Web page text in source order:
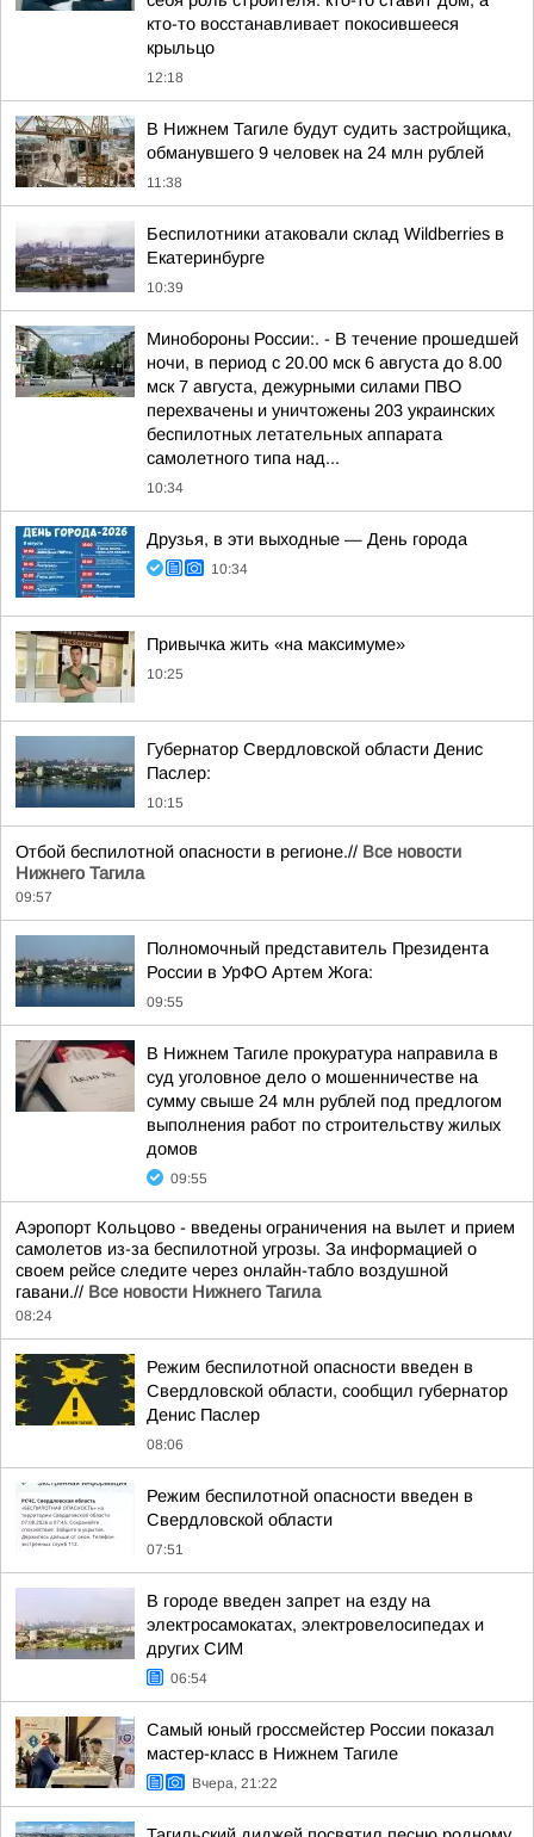
кто-то восстанавливает покосившееся
крыльцо
12:18
В Нижнем Тагиле будут судить застройщика,
обманувшего 9 человек на 24 млн рублей
11:38
Беспилотники атаковали склад Wildberries в
Екатеринбурге
10:39
Минобороны России:. - В течение прошедшей
ночи, в период с 20.00 мск 6 августа до 8.00
мск 7 августа, дежурными силами ПВО
перехвачены и уничтожены 203 украинских
беспилотных летательных аппарата
самолетного типа над...
10:34
Друзья, в эти выходные — День города
10:34
Привычка жить «на максимуме»
10:25
Губернатор Свердловской области Денис
Паслер:
10:15
Отбой беспилотной опасности в регионе.// Все новости
Нижнего Тагила
09:57
Полномочный представитель Президента
России в УрФО Артем Жога:
09:55
В Нижнем Тагиле прокуратура направила в
суд уголовное дело о мошенничестве на
сумму свыше 24 млн рублей под предлогом
выполнения работ по строительству жилых
домов
09:55
Аэропорт Кольцово - введены ограничения на вылет и прием
самолетов из-за беспилотной угрозы. За информацией о
своем рейсе следите через онлайн-табло воздушной
гавани.// Все новости Нижнего Тагила
08:24
Режим беспилотной опасности введен в
Свердловской области, сообщил губернатор
Денис Паслер
08:06
Режим беспилотной опасности введен в
Свердловской области
07:51
В городе введен запрет на езду на
электросамокатах, электровелосипедах и
других СИМ
06:54
Самый юный гроссмейстер России показал
мастер-класс в Нижнем Тагиле
Вчера, 21:22